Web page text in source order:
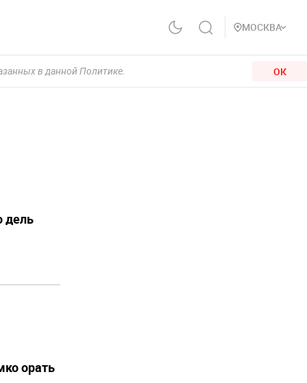
МОСКВА
в данной Политике. ОК
дель
орать